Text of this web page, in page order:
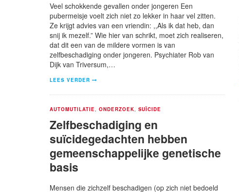
Veel schokkende gevallen onder jongeren Een
pubermeisje voelt zich niet zo lekker in haar vel zitten.
Ze krijgt advies van een vriendin: ,,Als ik dat heb, dan
snij ik mezelf.” Wie hier van schrikt, moet zich realiseren,
dat dit een van de mildere vormen is van
zelfbeschadiging onder jongeren. Psychiater Rob van
Dijk van Triversum,…
LEES VERDER
AUTOMUTILATIE ONDERZOEK SUÏCIDE
Zelfbeschadiging en
suïcidegedachten hebben
gemeenschappelijke genetische
basis
Mensen die zichzelf beschadigen (op zich niet bedoeld